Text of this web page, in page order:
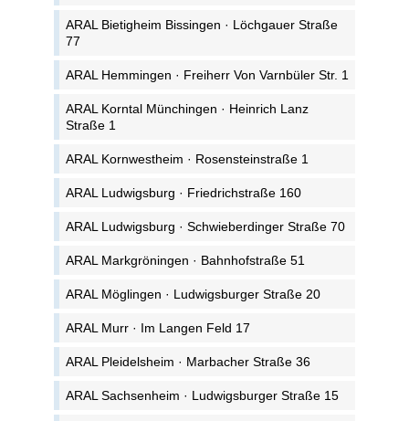
ARAL Bietigheim Bissingen · Löchgauer Straße
77
ARAL Hemmingen · Freiherr Von Varnbüler Str. 1
ARAL Korntal Münchingen · Heinrich Lanz
Straße 1
ARAL Kornwestheim · Rosensteinstraße 1
ARAL Ludwigsburg · Friedrichstraße 160
ARAL Ludwigsburg · Schwieberdinger Straße 70
ARAL Markgröningen · Bahnhofstraße 51
ARAL Möglingen · Ludwigsburger Straße 20
ARAL Murr · Im Langen Feld 17
ARAL Pleidelsheim · Marbacher Straße 36
ARAL Sachsenheim · Ludwigsburger Straße 15